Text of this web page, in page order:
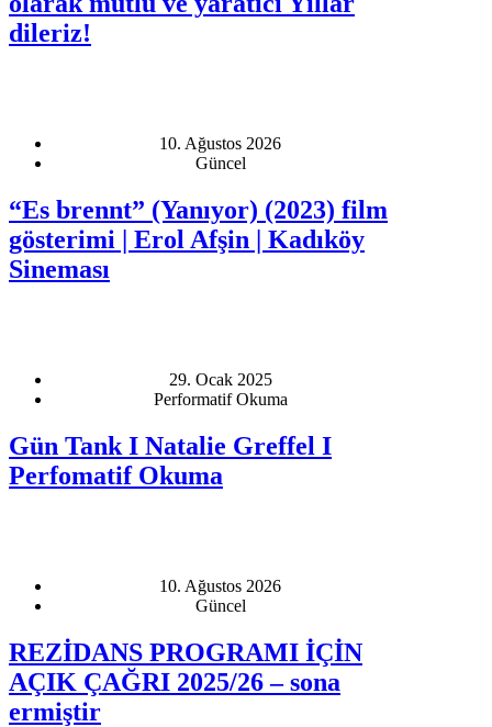
dileriz!
10. Ağustos 2026
Güncel
“Es brennt” (Yanıyor) (2023) film
gösterimi | Erol Afşin | Kadıköy
Sineması
29. Ocak 2025
Performatif Okuma
Gün Tank I Natalie Greffel I
Perfomatif Okuma
10. Ağustos 2026
Güncel
REZİDANS PROGRAMI İÇİN
AÇIK ÇAĞRI 2025/26 – sona
ermiştir